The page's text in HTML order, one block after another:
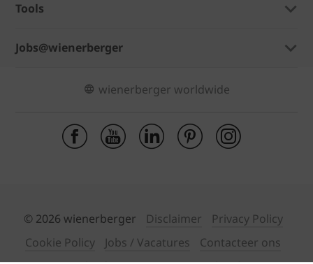
Tools
Jobs@wienerberger
wienerberger worldwide
© 2026 wienerberger Disclaimer
Privacy Policy
Cookie Policy
Jobs / Vacatures
Contacteer ons